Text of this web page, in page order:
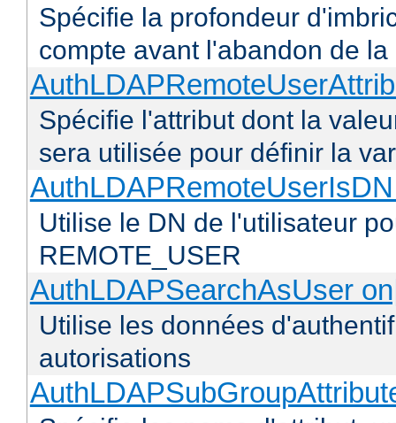
Spécifie la profondeur
compte avant l'abandon de
Spécifie l'attribut dont la
sera utilisée pour définir la
Utilise le DN de l'utilisateur
REMOTE_USER
AuthLDAPSearchAsUser
Utilise les données
autorisations